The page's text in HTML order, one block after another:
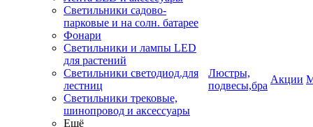
Светильники садово-
парковые и на солн. батарее
Фонари
Светильники и лампы LED
для растений
Светильники светодиод.для
лестниц
Светильники трековые,
шинопровод и аксессуары
Ещё
Люстры,
подвесы,бра
Акции